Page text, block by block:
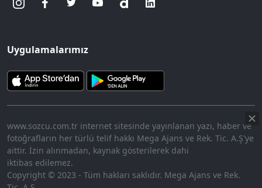
Uygulamalarımız
www.sozcu.com.tr internet sitesinde yayınlanan yazı, haber ve
fotoğrafların her türlü telif hakkı Mega Ajans ve Rek. Tic. A.Ş'ye
aittir. İzin alınmadan, kaynak gösterilerek dahi
iktibas edilemez.
Copyright © 2023 - Tüm hakları saklıdır. Mega Ajans ve Rek.